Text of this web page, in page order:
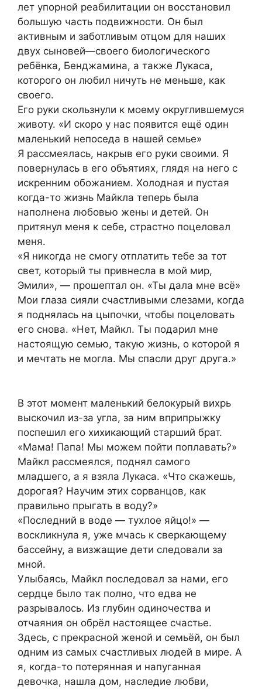
лет упорной реабилитации он восстановил
большую часть подвижности. Он был
активным и заботливым отцом для наших
двух сыновей—своего биологического
ребёнка, Бенджамина, а также Лукаса,
которого он любил ничуть не меньше, как
своего.
Его руки скользнули к моему округлившемуся
животу. «И скоро у нас появится ещё один
маленький непоседа в нашей семье»
Я рассмеялась, накрыв его руки своими. Я
повернулась в его объятиях, глядя на него с
искренним обожанием. Холодная и пустая
когда-то жизнь Майкла теперь была
наполнена любовью жены и детей. Он
притянул меня к себе, страстно поцеловал
меня.
«Я никогда не смогу отплатить тебе за тот
свет, который ты привнесла в мой мир,
Эмили», — прошептал он. «Ты дала мне всё»
Мои глаза сияли счастливыми слезами, когда
я поднялась на цыпочки, чтобы поцеловать
его снова. «Нет, Майкл. Ты подарил мне
настоящую семью, такую жизнь, о которой я
и мечтать не могла. Мы спасли друг друга.»
В этот момент маленький белокурый вихрь
выскочил из-за угла, за ним вприпрыжку
поспешил его хихикающий старший брат.
«Мама! Папа! Мы можем пойти поплавать?»
Майкл рассмеялся, поднял самого
младшего, а я взяла Лукаса. «Что скажешь,
дорогая? Научим этих сорванцов, как
правильно прыгать в воду?»
«Последний в воде — тухлое яйцо!» —
воскликнула я, уже мчась к сверкающему
бассейну, а визжащие дети следовали за
мной.
Улыбаясь, Майкл последовал за нами, его
сердце было так полно, что едва не
разрывалось. Из глубин одиночества и
отчаяния он обрёл настоящее счастье.
Здесь, с прекрасной женой и семьёй, он был
одним из самых счастливых людей в мире. А
я, когда-то потерянная и напуганная
девочка, нашла дом, наследие любви,